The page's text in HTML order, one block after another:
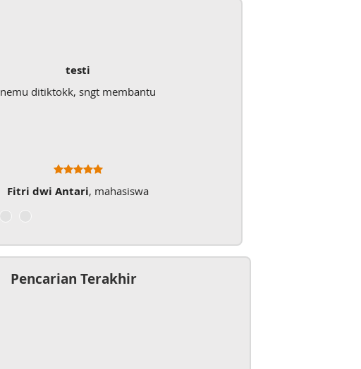
testi
nemu ditiktokk, sngt membantu
Fitri dwi Antari, mahasiswa
Pencarian Terakhir